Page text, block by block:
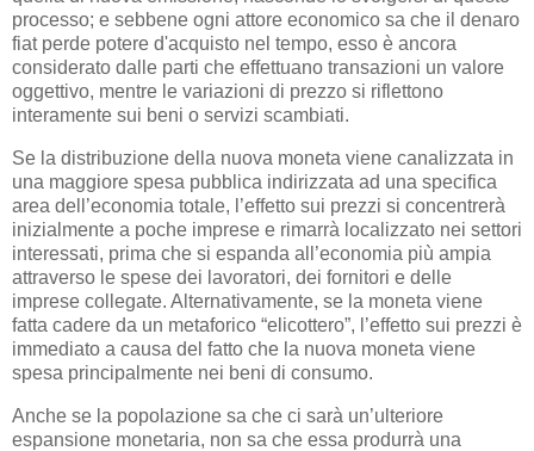
processo; e sebbene ogni attore economico sa che il denaro
fiat perde potere d'acquisto nel tempo, esso è ancora
considerato dalle parti che effettuano transazioni un valore
oggettivo, mentre le variazioni di prezzo si riflettono
interamente sui beni o servizi scambiati.
Se la distribuzione della nuova moneta viene canalizzata in
una maggiore spesa pubblica indirizzata ad una specifica
area dell’economia totale, l’effetto sui prezzi si concentrerà
inizialmente a poche imprese e rimarrà localizzato nei settori
interessati, prima che si espanda all’economia più ampia
attraverso le spese dei lavoratori, dei fornitori e delle
imprese collegate. Alternativamente, se la moneta viene
fatta cadere da un metaforico “elicottero”, l’effetto sui prezzi è
immediato a causa del fatto che la nuova moneta viene
spesa principalmente nei beni di consumo.
Anche se la popolazione sa che ci sarà un’ulteriore
espansione monetaria, non sa che essa produrrà una